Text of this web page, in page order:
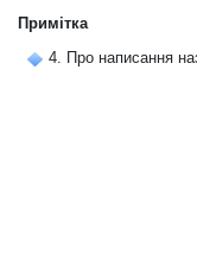
Примітка
4. Про написання